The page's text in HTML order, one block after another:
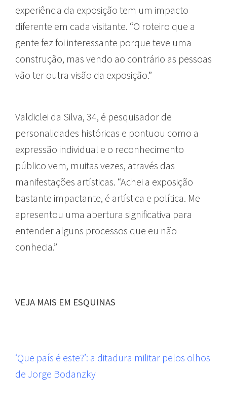
experiência da exposição tem um impacto
diferente em cada visitante. “O roteiro que a
gente fez foi interessante porque teve uma
construção, mas vendo ao contrário as pessoas
vão ter outra visão da exposição.”
Valdiclei da Silva, 34, é pesquisador de
personalidades históricas e pontuou como a
expressão individual e o reconhecimento
público vem, muitas vezes, através das
manifestações artísticas. “Achei a exposição
bastante impactante, é artística e política. Me
apresentou uma abertura significativa para
entender alguns processos que eu não
conhecia.”
VEJA MAIS EM ESQUINAS
‘Que país é este?’: a ditadura militar pelos olhos
de Jorge Bodanzky